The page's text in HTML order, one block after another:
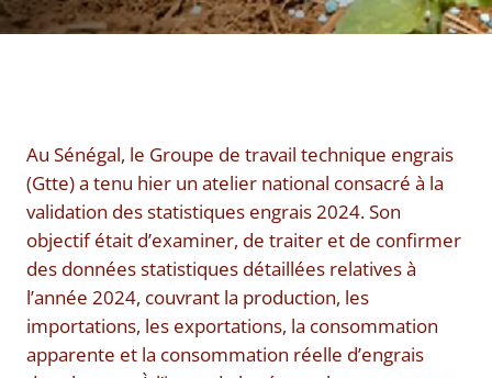
Au Sénégal, le Groupe de travail technique engrais
(Gtte) a tenu hier un atelier national consacré à la
validation des statistiques engrais 2024. Son
objectif était d’examiner, de traiter et de confirmer
des données statistiques détaillées relatives à
l’année 2024, couvrant la production, les
importations, les exportations, la consommation
apparente et la consommation réelle d’engrais